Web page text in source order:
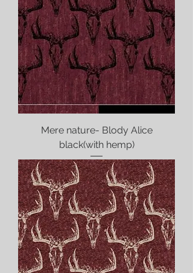
Mere nature- Blody Alice
black(with hemp)